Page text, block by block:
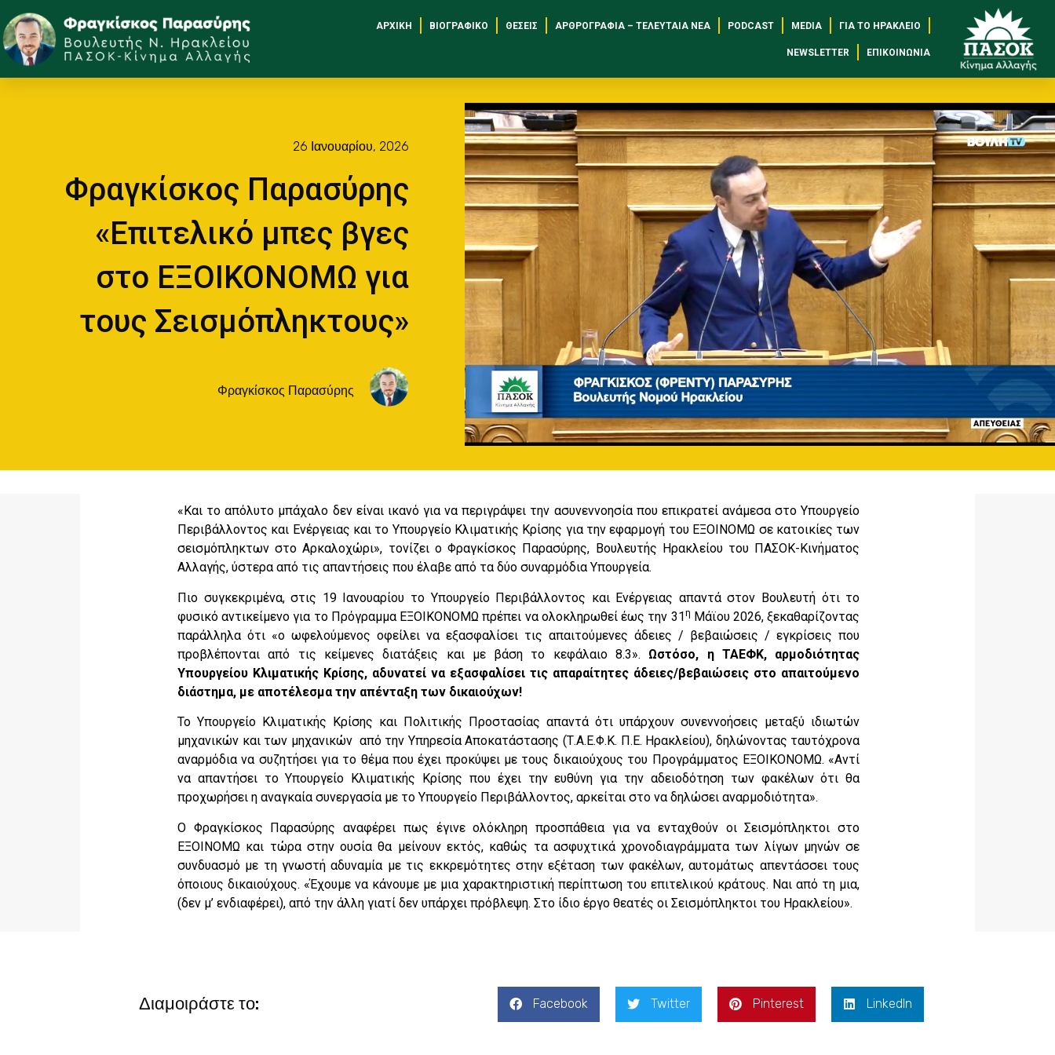
ΑΡΧΙΚΉ ΒΙΟΓΡΑΦΙΚΌ ΘΈΣΕΙΣ ΑΡΘΡΟΓΡΑΦΊΑ – ΤΕΛΕΥΤΑΊΑ ΝΈΑ PODCAST MEDIA ΓΙΑ ΤΟ ΗΡΆΚΛΕΙΟ
NEWSLETTER ΕΠΙΚΟΙΝΩΝΊΑ
26 Ιανουαρίου, 2026
Φραγκίσκος Παρασύρης
«Επιτελικό μπες βγες
στο ΕΞΟΙΚΟΝΟΜΩ για
τους Σεισμόπληκτους»
Φραγκίσκος Παρασύρης
«Και το απόλυτο μπάχαλο δεν είναι ικανό για να περιγράψει την ασυνεννοησία που επικρατεί ανάμεσα στο Υπουργείο
Περιβάλλοντος και Ενέργειας και το Υπουργείο Κλιματικής Κρίσης για την εφαρμογή του ΕΞΟΙΝΟΜΩ σε κατοικίες των
σεισμόπληκτων στο Αρκαλοχώρι», τονίζει ο Φραγκίσκος Παρασύρης, Βουλευτής Ηρακλείου του ΠΑΣΟΚ-Κινήματος
Αλλαγής, ύστερα από τις απαντήσεις που έλαβε από τα δύο συναρμόδια Υπουργεία.
Πιο συγκεκριμένα, στις 19 Ιανουαρίου το Υπουργείο Περιβάλλοντος και Ενέργειας απαντά στον Βουλευτή ότι το
φυσικό αντικείμενο για το Πρόγραμμα ΕΞΟΙΚΟΝΟΜΩ πρέπει να ολοκληρωθεί έως την 31η Μάϊου 2026, ξεκαθαρίζοντας
παράλληλα ότι «ο ωφελούμενος οφείλει να εξασφαλίσει τις απαιτούμενες άδειες / βεβαιώσεις / εγκρίσεις που
προβλέπονται από τις κείμενες διατάξεις και με βάση το κεφάλαιο 8.3». Ωστόσο, η ΤΑΕΦΚ, αρμοδιότητας
Υπουργείου Κλιματικής Κρίσης, αδυνατεί να εξασφαλίσει τις απαραίτητες άδειες/βεβαιώσεις στο απαιτούμενο
διάστημα, με αποτέλεσμα την απένταξη των δικαιούχων!
Το Υπουργείο Κλιματικής Κρίσης και Πολιτικής Προστασίας απαντά ότι υπάρχουν συνεννοήσεις μεταξύ ιδιωτών
μηχανικών και των μηχανικών από την Υπηρεσία Αποκατάστασης (Τ.Α.Ε.Φ.Κ. Π.Ε. Ηρακλείου), δηλώνοντας ταυτόχρονα
αναρμόδια να συζητήσει για το θέμα που έχει προκύψει με τους δικαιούχους του Προγράμματος ΕΞΟΙΚΟΝΟΜΩ. «Αντί
να απαντήσει το Υπουργείο Κλιματικής Κρίσης που έχει την ευθύνη για την αδειοδότηση των φακέλων ότι θα
προχωρήσει η αναγκαία συνεργασία με το Υπουργείο Περιβάλλοντος, αρκείται στο να δηλώσει αναρμοδιότητα».
Ο Φραγκίσκος Παρασύρης αναφέρει πως έγινε ολόκληρη προσπάθεια για να ενταχθούν οι Σεισμόπληκτοι στο
ΕΞΟΙΝΟΜΩ και τώρα στην ουσία θα μείνουν εκτός, καθώς τα ασφυχτικά χρονοδιαγράμματα των λίγων μηνών σε
συνδυασμό με τη γνωστή αδυναμία με τις εκκρεμότητες στην εξέταση των φακέλων, αυτομάτως απεντάσσει τους
όποιους δικαιούχους. «Έχουμε να κάνουμε με μια χαρακτηριστική περίπτωση του επιτελικού κράτους. Ναι από τη μια,
(δεν μ’ ενδιαφέρει), από την άλλη γιατί δεν υπάρχει πρόβλεψη. Στο ίδιο έργο θεατές οι Σεισμόπληκτοι του Ηρακλείου».
Διαμοιράστε το: Facebook Twitter Pinterest LinkedIn